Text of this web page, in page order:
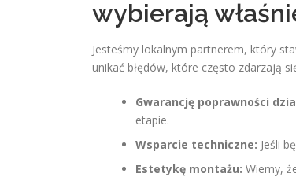
wybierają
Jesteśmy lokalnym partnerem, który
unikać błędów, które często zdarzają
Gwarancję poprawności
etapie.
Wsparcie techniczne: Jeśli
Estetykę montażu: Wiemy,